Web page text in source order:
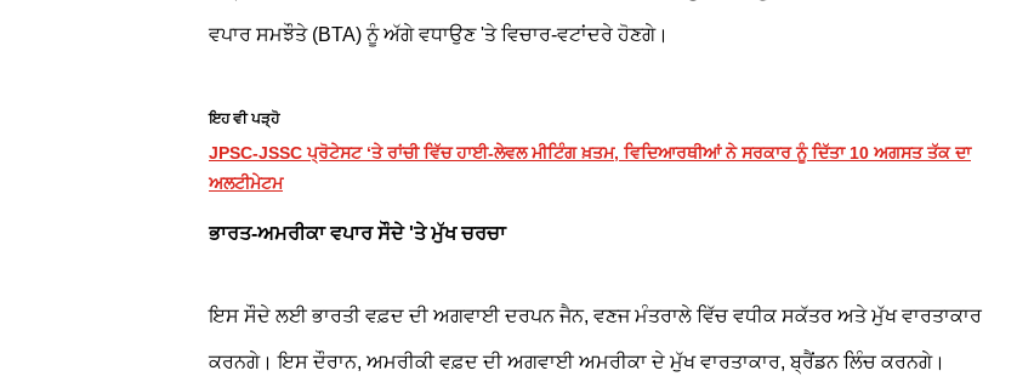
ਵਪਾਰ ਸਮਝੌਤੇ (BTA) ਨੂੰ ਅੱਗੇ ਵਧਾਉਣ 'ਤੇ ਵਿਚਾਰ-ਵਟਾਂਦਰੇ ਹੋਣਗੇ।
ਇਹ ਵੀ ਪੜ੍ਹੋ
JPSC-JSSC ਪ੍ਰੋਟੇਸਟ ‘ਤੇ ਰਾਂਚੀ ਵਿੱਚ ਹਾਈ-ਲੇਵਲ ਮੀਟਿੰਗ ਖ਼ਤਮ, ਵਿਦਿਆਰਥੀਆਂ ਨੇ ਸਰਕਾਰ ਨੂੰ ਦਿੱਤਾ 10 ਅਗਸਤ ਤੱਕ ਦਾ
ਅਲਟੀਮੇਟਮ
ਭਾਰਤ-ਅਮਰੀਕਾ ਵਪਾਰ ਸੌਦੇ 'ਤੇ ਮੁੱਖ ਚਰਚਾ
ਇਸ ਸੌਦੇ ਲਈ ਭਾਰਤੀ ਵਫ਼ਦ ਦੀ ਅਗਵਾਈ ਦਰਪਨ ਜੈਨ, ਵਣਜ ਮੰਤਰਾਲੇ ਵਿੱਚ ਵਧੀਕ ਸਕੱਤਰ ਅਤੇ ਮੁੱਖ ਵਾਰਤਾਕਾਰ
ਕਰਨਗੇ। ਇਸ ਦੌਰਾਨ, ਅਮਰੀਕੀ ਵਫ਼ਦ ਦੀ ਅਗਵਾਈ ਅਮਰੀਕਾ ਦੇ ਮੁੱਖ ਵਾਰਤਾਕਾਰ, ਬ੍ਰੈਂਡਨ ਲਿੰਚ ਕਰਨਗੇ।